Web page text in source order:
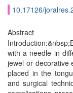
10.17126/
Abstract
with a needle in
jewel or decorative
placed in the
and surgical